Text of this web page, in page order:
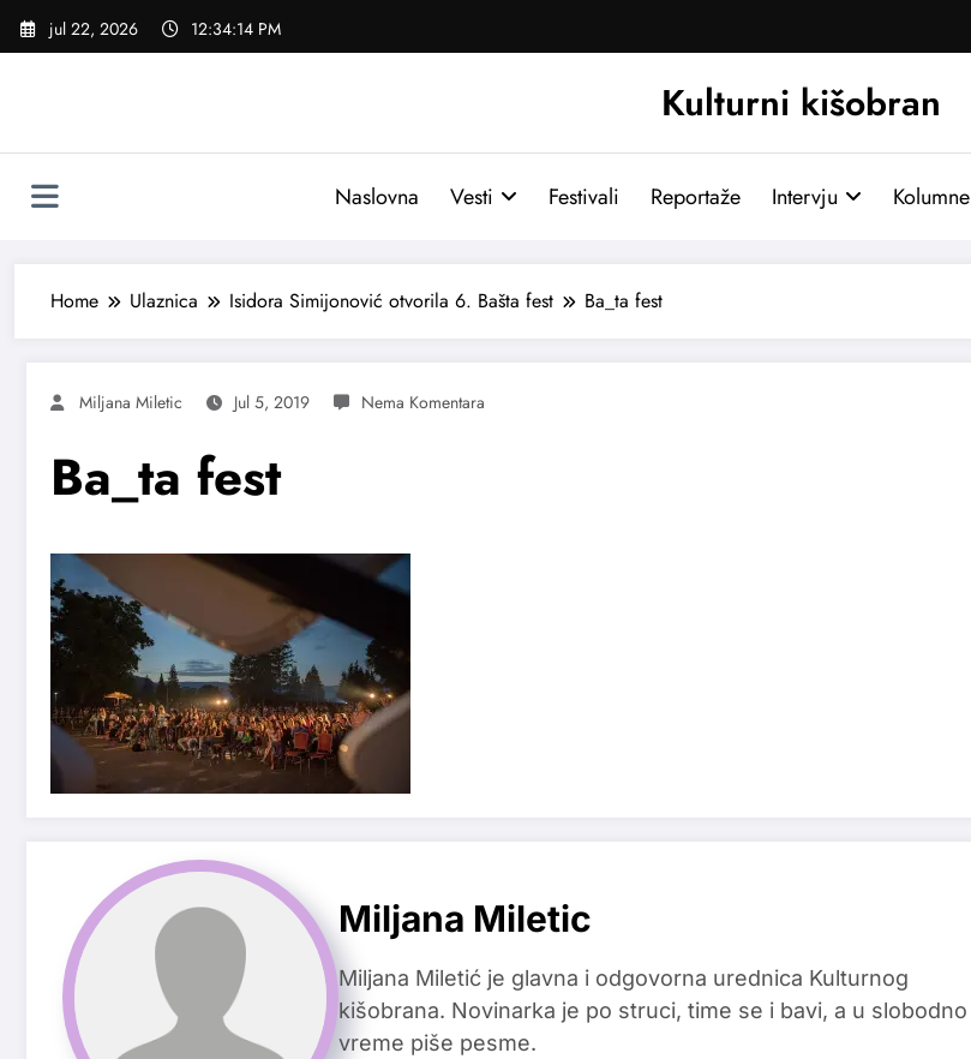
Skoči
jul 22, 2026 12:34:15 PM
Kulturni kišobran
Naslovna Vesti Festivali Reportaže Intervju Kolumne
Home Ulaznica Isidora Simijonović otvorila 6. Bašta fest Ba_ta fest
Miljana Miletic Jul 5, 2019
Ba_ta fest
Miljana Miletic
Miljana Miletić je glavna i odgovorna urednica Kulturnog
kišobrana. Novinarka je po struci, time se i bavi, a u slobodno
vreme piše pesme.